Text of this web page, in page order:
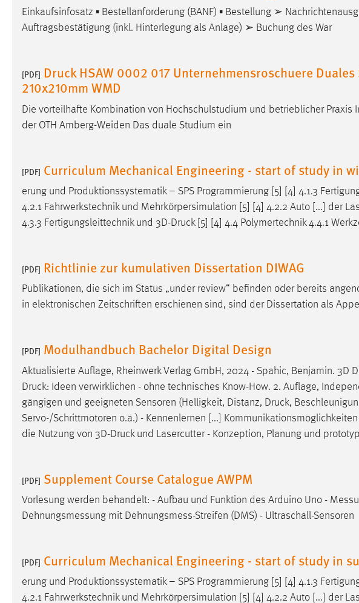
Einkaufsinfosatz ▪ Bestellanforderung (BANF) ▪ Bestellung ➢
Auftragsbestätigung (inkl. Hinterlegung als Anlage) ➢ Buchung des War
[PDF] Druck HSAW 0002 017 Unternehmensroschuere
210x210mm WMD
Die vorteilhafte Kombination von Hochschulstudium und betrieblicher Praxis
der OTH Amberg-Weiden Das duale Studium ein
[PDF] Curriculum Mechanical Engineering - start of study in
erung und Produktionssystematik – SPS Programmierung [5] [4] 4.1.3
4.2.1 Fahrwerkstechnik und Mehrkörpersimulation [5] [4] 4.2.2 Auto [...] der
4.3.3 Fertigungsleittechnik und 3D-Druck[5] [4] 4.4 Polymertechnik 4.4.1
[PDF] Richtlinie zur kumulativen Dissertation DIWAG
Publikationen, die sich im Status „under review“ befinden oder bereits
in elektronischen Zeitschriften erschienen sind, sind der Dissertation als
[PDF] Modulhandbuch Bachelor Digital Design
Aktualisierte Auflage, Rheinwerk Verlag GmbH, 2024 - Spahic, Benjamin. 3D
Druck: Ideen verwirklichen - ohne technisches Know-How. 2. Auflage,
gängigen und geeigneten Sensoren (Helligkeit, Distanz, Druck,
Servo-/Schrittmotoren o.ä.) - Kennenlernen [...]
die Nutzung von 3D-Druckund Lasercutter - Konzeption, Planung und
[PDF] Supplement Course Catalogue AWPM
Vorlesung werden behandelt: - Aufbau und Funktion des Arduino Uno -
Dehnungsmessung mit Dehnungsmess-Streifen (DMS) - Ultraschall-Sensoren
[PDF] Curriculum Mechanical Engineering - start of study in
erung und Produktionssystematik – SPS Programmierung [5] [4] 4.1.3
4.2.1 Fahrwerkstechnik und Mehrkörpersimulation [5] [4] 4.2.2 Auto [...] der